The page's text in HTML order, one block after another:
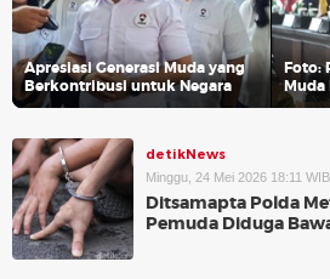
Apresiasi Generasi Muda yang
Berkontribusi untuk Negara
Foto:
Muda
detikNews
Minggu, 24 Mei 2026 18:11 WIB
Ditsamapta Polda
Pemuda Diduga